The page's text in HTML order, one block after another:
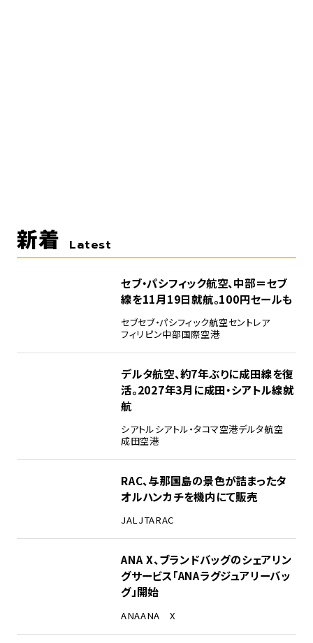
新着 Latest
セブ・パシフィック航空、中部＝セブ
線を11月19日就航。100円セールも
セブセブ・パシフィック航空セントレア
フィリピン中部国際空港
デルタ航空、約7年ぶりに成田線を復
活。2027年3月に成田・シアトル線就
航
シアトルシアトル・タコマ空港デルタ航空
成田空港
RAC、与那国島の景色が詰まったタ
オルハンカチを機内にて販売
JALJTARAC
ANA X、ブランドバッグのシェアリン
グサービス「ANAラグジュアリーバッ
グ」開始
ANAANA X